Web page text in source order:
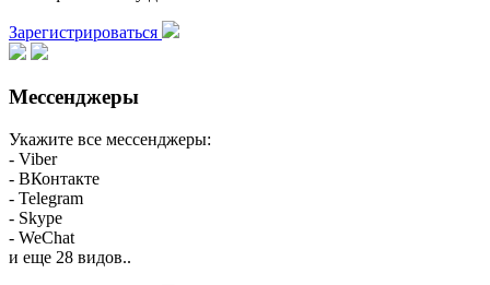
Зарегистрироваться
Мессенджеры
Укажите все мессенджеры:
- Viber
- ВКонтакте
- Telegram
- Skype
- WeChat
и еще 28 видов..